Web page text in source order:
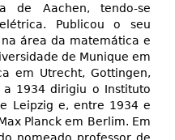
de Aachen, tendo-se
Publicou o seu
área da matemática e
de Munique em
em Utrecht, Gottingen,
1934 dirigiu o Instituto
Leipzig e, entre 1934 e
Planck em Berlim. Em